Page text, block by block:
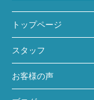
トップページ
スタッフ
お客様の声